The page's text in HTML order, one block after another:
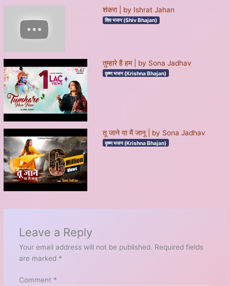
शंकरा | by Ishrat Jahan
शिव भजन (Shiv Bhajan)
तुम्हारे हैं हम | by Sona Jadhav
कृष्ण भजन (Krishna Bhajan)
तू जाने या मैं जानू | by Sona Jadhav
कृष्ण भजन (Krishna Bhajan)
Leave a Reply
Your email address will not be published. Required fields
are marked *
Comment *